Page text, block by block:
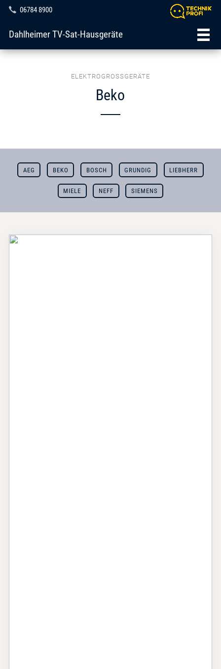
06784 8900
Dahlheimer TV-Sat-Hausgeräte
ELEKTROGROSSGERÄTE
Beko
AEG BEKO BOSCH GRUNDIG LIEBHERR
MIELE NEFF SIEMENS